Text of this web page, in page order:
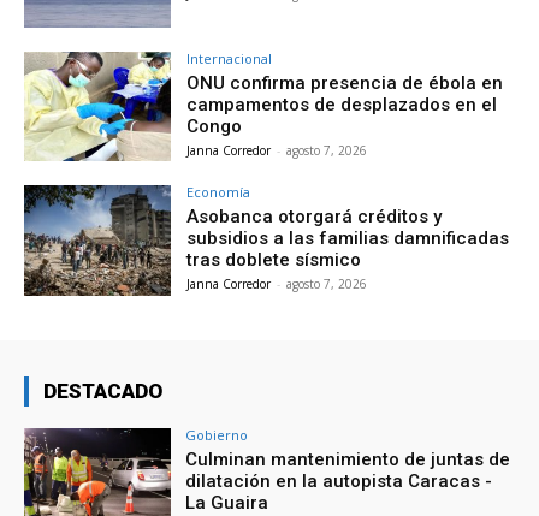
Internacional
ONU confirma presencia de ébola en
campamentos de desplazados en el
Congo
Janna Corredor - agosto 7, 2026
Economía
Asobanca otorgará créditos y
subsidios a las familias damnificadas
tras doblete sísmico
Janna Corredor - agosto 7, 2026
DESTACADO
Gobierno
Culminan mantenimiento de juntas de
dilatación en la autopista Caracas -
La Guaira